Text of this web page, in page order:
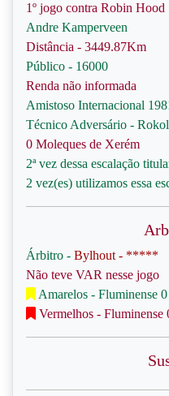
1º jogo contra Robin Hood
Andre Kamperveen
Distância - 3449.87Km
Público - 16000
Renda não informada
Amistoso Internacional
Técnico Adversário -
0 Moleques de Xerém
2ª vez dessa escalação
2 vez(es) utilizamos essa
Árbitro - Bylhout - *****
Não teve VAR nesse jogo
Amarelos - Fluminense
Vermelhos -